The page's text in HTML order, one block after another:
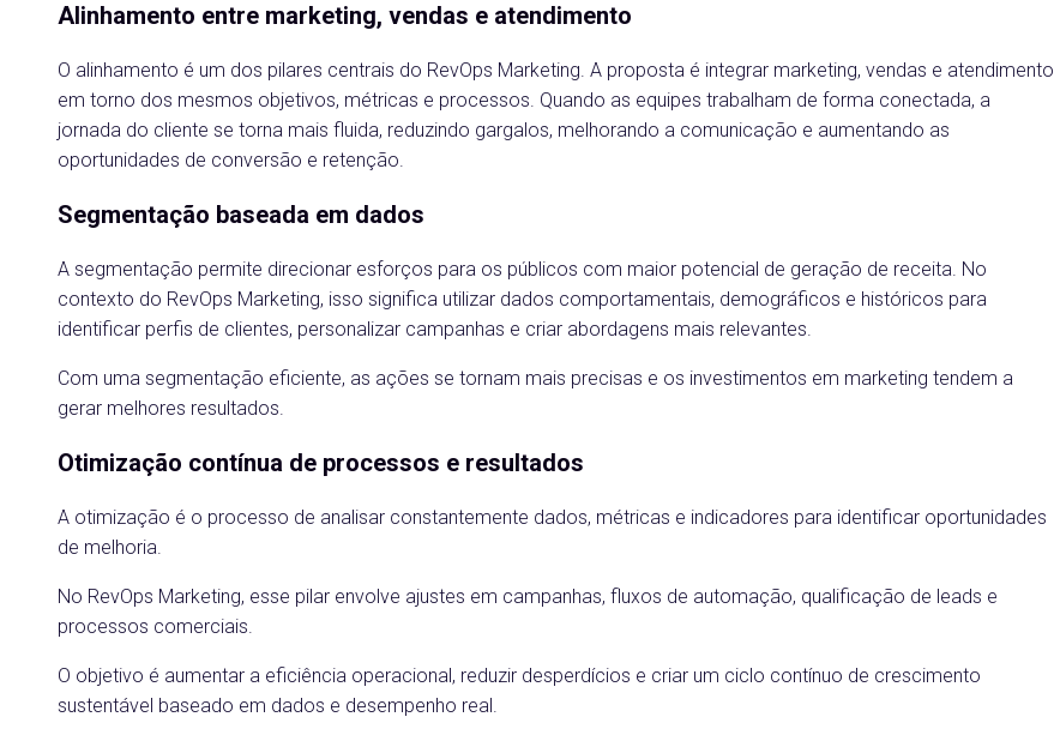
Alinhamento entre marketing, vendas e atendimento
O alinhamento é um dos pilares centrais do RevOps Marketing. A proposta é integrar marketing, vendas e atendimento
em torno dos mesmos objetivos, métricas e processos. Quando as equipes trabalham de forma conectada, a
jornada do cliente se torna mais fluida, reduzindo gargalos, melhorando a comunicação e aumentando as
oportunidades de conversão e retenção.
Segmentação baseada em dados
A segmentação permite direcionar esforços para os públicos com maior potencial de geração de receita. No
contexto do RevOps Marketing, isso significa utilizar dados comportamentais, demográficos e históricos para
identificar perfis de clientes, personalizar campanhas e criar abordagens mais relevantes.
Com uma segmentação eficiente, as ações se tornam mais precisas e os investimentos em marketing tendem a
gerar melhores resultados.
Otimização contínua de processos e resultados
A otimização é o processo de analisar constantemente dados, métricas e indicadores para identificar oportunidades
de melhoria.
No RevOps Marketing, esse pilar envolve ajustes em campanhas, fluxos de automação, qualificação de leads e
processos comerciais.
O objetivo é aumentar a eficiência operacional, reduzir desperdícios e criar um ciclo contínuo de crescimento
sustentável baseado em dados e desempenho real.